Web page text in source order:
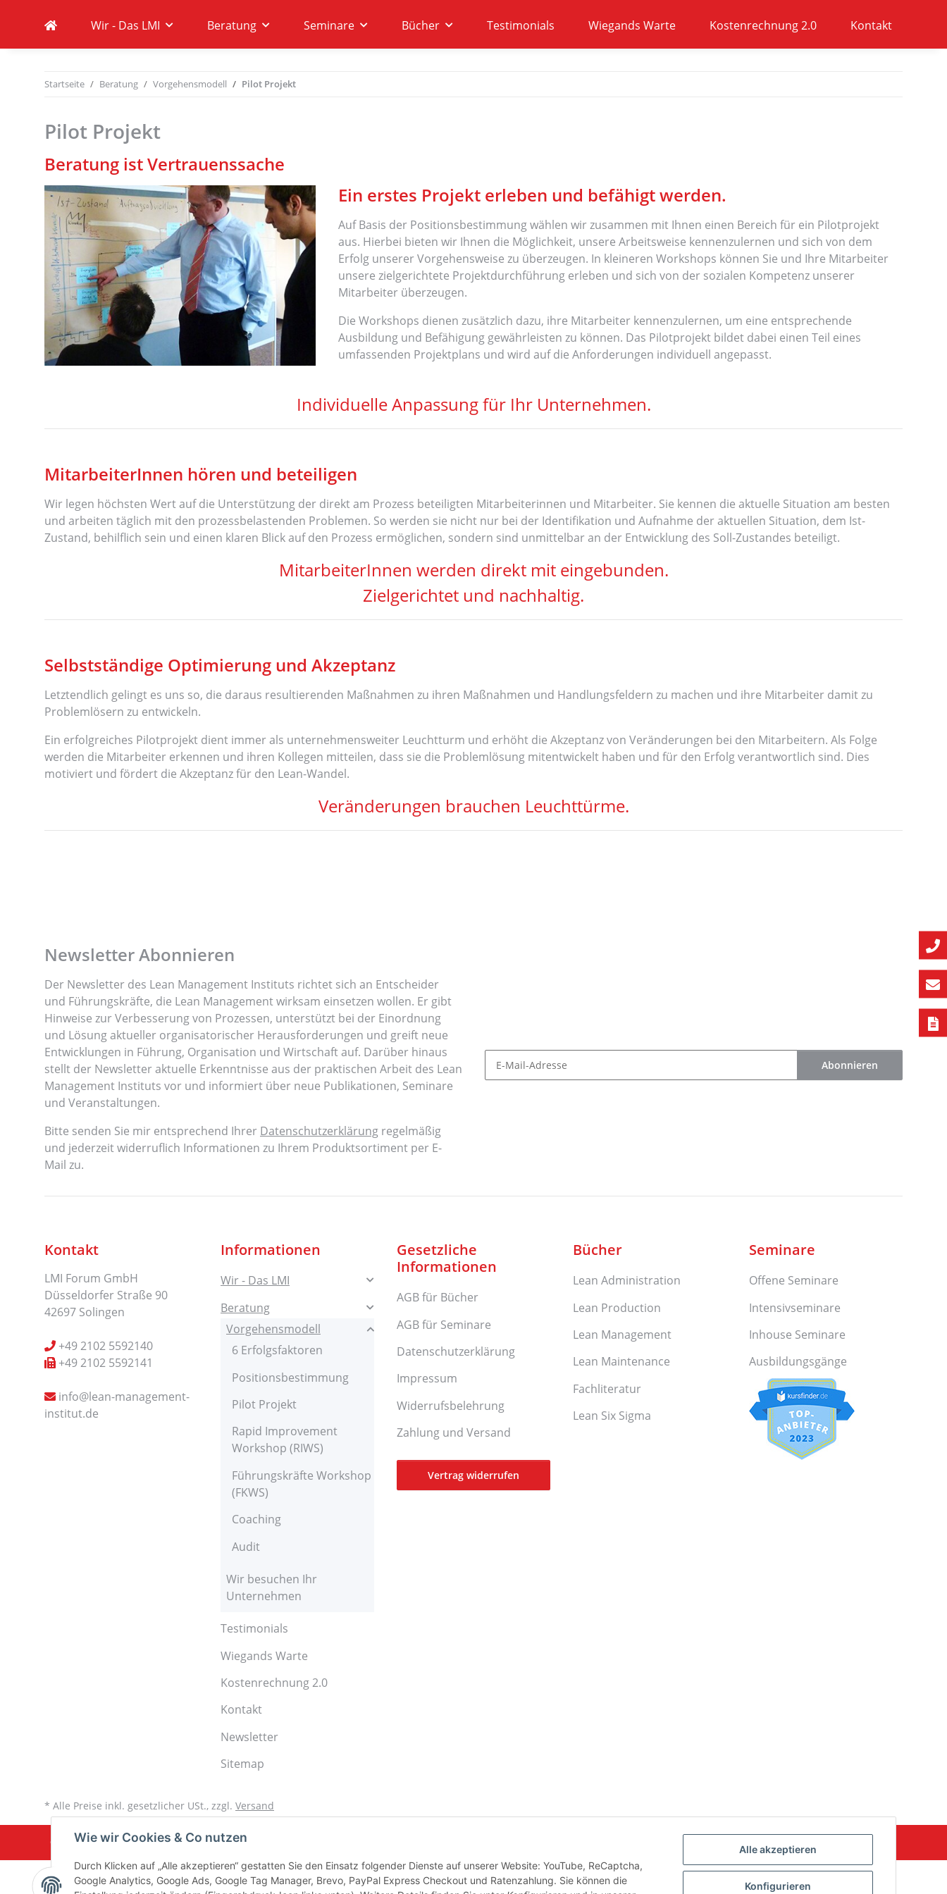
Alle akzeptieren
Konfigurieren
Wie wir Cookies & Co nutzen
Durch Klicken auf „Alle akzeptieren“ gestatten Sie den Einsatz folgender Dienste auf unserer Website: YouTube, ReCaptcha,
Google Analytics, Google Ads, Google Tag Manager, Brevo, PayPal Express Checkout und Ratenzahlung. Sie können die
Bücher
Seminare
Wir - Das LMI Beratung Testimonials Wiegands Warte Kostenrechnung 2.0 Kontakt
Startseite Beratung Vorgehensmodell Pilot Projekt
Pilot Projekt
Beratung ist Vertrauenssache
Ein erstes Projekt erleben und befähigt werden.
Auf Basis der Positionsbestimmung wählen wir zusammen mit Ihnen einen Bereich für ein Pilotprojekt
aus. Hierbei bieten wir Ihnen die Möglichkeit, unsere Arbeitsweise kennenzulernen und sich von dem
Erfolg unserer Vorgehensweise zu überzeugen. In kleineren Workshops können Sie und Ihre Mitarbeiter
unsere zielgerichtete Projektdurchführung erleben und sich von der sozialen Kompetenz unserer
Mitarbeiter überzeugen.
Die Workshops dienen zusätzlich dazu, ihre Mitarbeiter kennenzulernen, um eine entsprechende
Ausbildung und Befähigung gewährleisten zu können. Das Pilotprojekt bildet dabei einen Teil eines
umfassenden Projektplans und wird auf die Anforderungen individuell angepasst.
Individuelle Anpassung für Ihr Unternehmen.
MitarbeiterInnen hören und beteiligen
Wir legen höchsten Wert auf die Unterstützung der direkt am Prozess beteiligten Mitarbeiterinnen und Mitarbeiter. Sie kennen die aktuelle Situation am besten
und arbeiten täglich mit den prozessbelastenden Problemen. So werden sie nicht nur bei der Identifikation und Aufnahme der aktuellen Situation, dem Ist-
Zustand, behilflich sein und einen klaren Blick auf den Prozess ermöglichen, sondern sind unmittelbar an der Entwicklung des Soll-Zustandes beteiligt.
MitarbeiterInnen werden direkt mit eingebunden.
Zielgerichtet und nachhaltig.
Selbstständige Optimierung und Akzeptanz
Letztendlich gelingt es uns so, die daraus resultierenden Maßnahmen zu ihren Maßnahmen und Handlungsfeldern zu machen und ihre Mitarbeiter damit zu
Problemlösern zu entwickeln.
Ein erfolgreiches Pilotprojekt dient immer als unternehmensweiter Leuchtturm und erhöht die Akzeptanz von Veränderungen bei den Mitarbeitern. Als Folge
werden die Mitarbeiter erkennen und ihren Kollegen mitteilen, dass sie die Problemlösung mitentwickelt haben und für den Erfolg verantwortlich sind. Dies
motiviert und fördert die Akzeptanz für den Lean-Wandel.
Veränderungen brauchen Leuchttürme.
Newsletter Abonnieren
Der Newsletter des Lean Management Instituts richtet sich an Entscheider
und Führungskräfte, die Lean Management wirksam einsetzen wollen. Er gibt
Hinweise zur Verbesserung von Prozessen, unterstützt bei der Einordnung
und Lösung aktueller organisatorischer Herausforderungen und greift neue
Entwicklungen in Führung, Organisation und Wirtschaft auf. Darüber hinaus
stellt der Newsletter aktuelle Erkenntnisse aus der praktischen Arbeit des Lean
Management Instituts vor und informiert über neue Publikationen, Seminare
und Veranstaltungen.
Bitte senden Sie mir entsprechend Ihrer Datenschutzerklärung regelmäßig
und jederzeit widerruflich Informationen zu Ihrem Produktsortiment per E-
Mail zu.
Abonnieren
Kontakt
LMI Forum GmbH
Düsseldorfer Straße 90
42697 Solingen
+49 2102 5592140
+49 2102 5592141
info@lean-management-
institut.de
Informationen
Wir - Das LMI
Beratung
Vorgehensmodell
6 Erfolgsfaktoren
Positionsbestimmung
Pilot Projekt
Rapid Improvement
Workshop (RIWS)
Führungskräfte Workshop
(FKWS)
Coaching
Audit
Wir besuchen Ihr
Unternehmen
Testimonials
Wiegands Warte
Kostenrechnung 2.0
Kontakt
Newsletter
Sitemap
Gesetzliche
Informationen
AGB für Bücher
AGB für Seminare
Datenschutzerklärung
Impressum
Widerrufsbelehrung
Zahlung und Versand
Vertrag widerrufen
Bücher
Lean Administration
Lean Production
Lean Management
Lean Maintenance
Fachliteratur
Lean Six Sigma
Seminare
Offene Seminare
Intensivseminare
Inhouse Seminare
Ausbildungsgänge
* Alle Preise inkl. gesetzlicher USt., zzgl. Versand
Copyright © 2023 Lean Management Institut. All Rights Reserved.